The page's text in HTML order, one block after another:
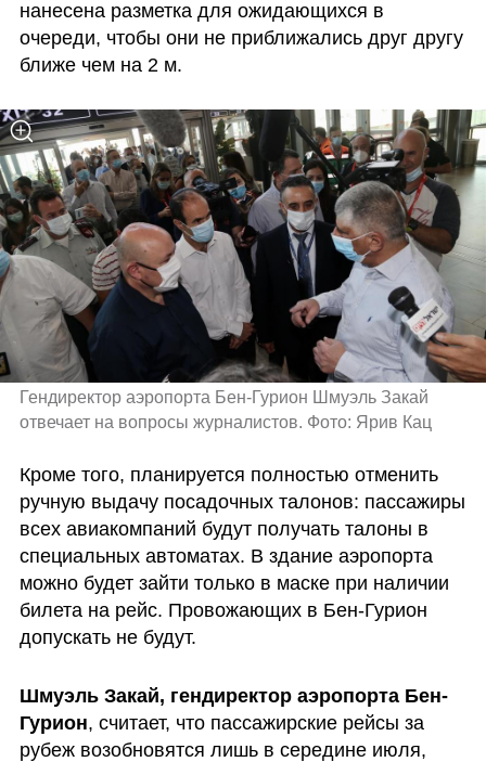
нанесена разметка для ожидающихся в
очереди, чтобы они не приближались друг другу
ближе чем на 2 м.
Гендиректор аэропорта Бен-Гурион Шмуэль Закай
отвечает на вопросы журналистов. Фото: Ярив Кац
Кроме того, планируется полностью отменить
ручную выдачу посадочных талонов: пассажиры
всех авиакомпаний будут получать талоны в
специальных автоматах. В здание аэропорта
можно будет зайти только в маске при наличии
билета на рейс. Провожающих в Бен-Гурион
допускать не будут.
Шмуэль Закай, гендиректор аэропорта Бен-
Гурион, считает, что пассажирские рейсы за
рубеж возобновятся лишь в середине июля,